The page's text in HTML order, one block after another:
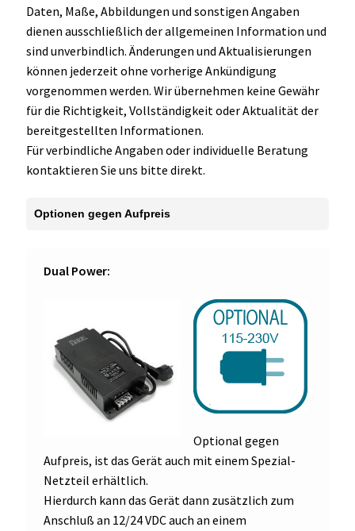
Daten, Maße, Abbildungen und sonstigen Angaben
dienen ausschließlich der allgemeinen Information und
sind unverbindlich. Änderungen und Aktualisierungen
können jederzeit ohne vorherige Ankündigung
vorgenommen werden. Wir übernehmen keine Gewähr
für die Richtigkeit, Vollständigkeit oder Aktualität der
bereitgestellten Informationen.
Für verbindliche Angaben oder individuelle Beratung
kontaktieren Sie uns bitte direkt.
Optionen gegen Aufpreis
Dual Power:
Optional gegen
Aufpreis, ist das Gerät auch mit einem Spezial-
Netzteil erhältlich.
Hierdurch kann das Gerät dann zusätzlich zum
Anschluß an 12/24 VDC auch an einem